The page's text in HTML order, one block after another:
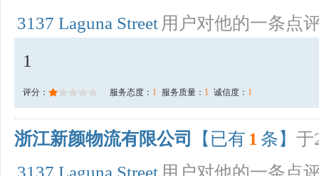
3137 Laguna Street 用户对他的一条点
1
评分： 服务态度： 1 服务质量： 1 诚信度： 1
浙江新颜物流有限公司 【已有 1 条】 于
3137 Laguna Street 用户对他的一条点